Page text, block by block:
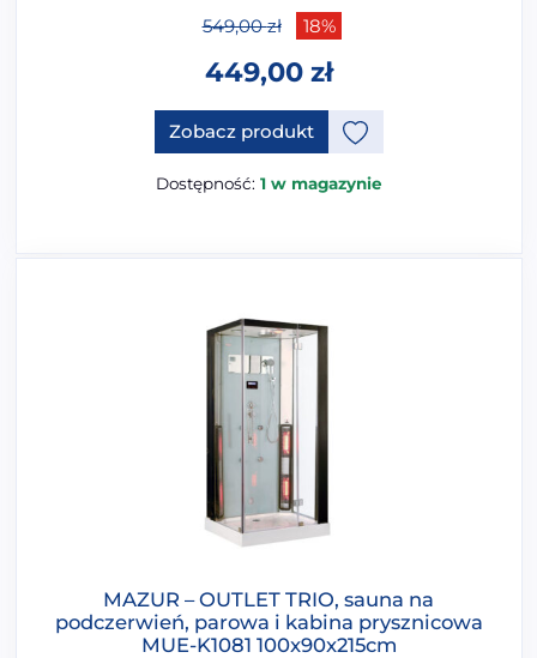
549,00zł 18%
449,00 zł
Zobacz produkt
Dostępność: 1 w magazynie
MAZUR – OUTLET TRIO, sauna na
podczerwień, parowa i kabina prysznicowa
MUE-K1081 100x90x215cm